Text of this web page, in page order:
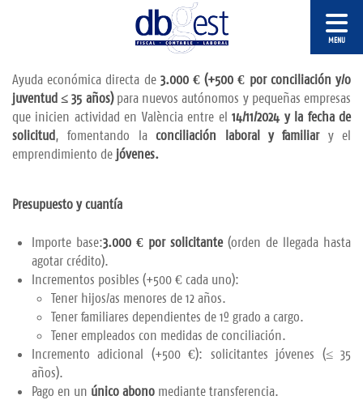
Ayuda económica directa de 3.000 € (+500 € por conciliación y/o
juventud ≤ 35 años)para nuevos autónomos y pequeñas empresas
que inicien actividad en València entre el14/11/2024 y la fecha de
solicitud, fomentando laconciliación laboral y familiary el
emprendimiento de jóvenes.
Presupuesto y cuantía
Importe base:3.000 € por solicitante(orden de llegada hasta
agotar crédito).
Incrementos posibles (+500 € cada uno):
Tener hijos/as menores de 12 años.
Tener familiares dependientes de 1º grado a cargo.
Tener empleados con medidas de conciliación.
Incremento adicional (+500 €): solicitantes jóvenes (≤ 35
años).
Pago en un único abono mediante transferencia.